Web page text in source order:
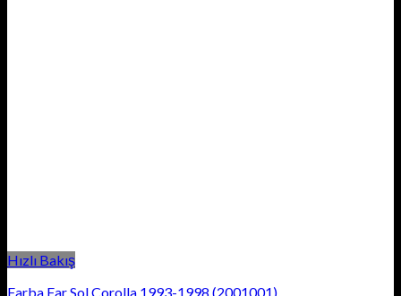
Hızlı Bakış
Farba Far Sol Corolla 1993-1998 (2001001)